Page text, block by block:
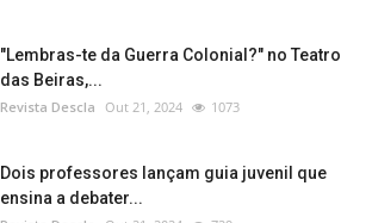
"Lembras-te da Guerra Colonial?" no Teatro
das Beiras,...
Revista Descla Out 21, 2024 1073
Dois professores lançam guia juvenil que
ensina a debater...